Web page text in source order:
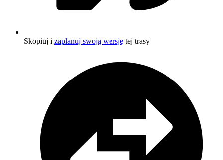
Skopiuj i zaplanuj swoją wersję tej trasy